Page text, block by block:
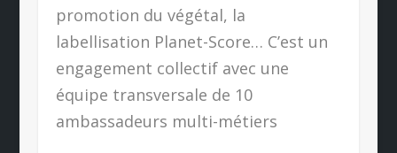
promotion du végétal, la
labellisation Planet-Score… C’est un
engagement collectif avec une
équipe transversale de 10
ambassadeurs multi-métiers